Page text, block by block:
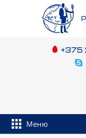
+375
Меню